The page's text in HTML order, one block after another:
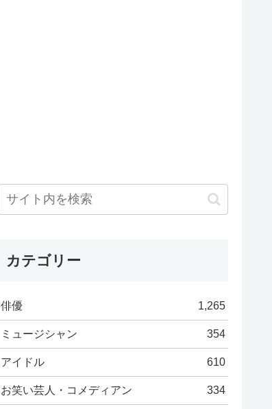
カテゴリー
俳優 1,265
ミュージシャン 354
アイドル 610
お笑い芸人・コメディアン 334